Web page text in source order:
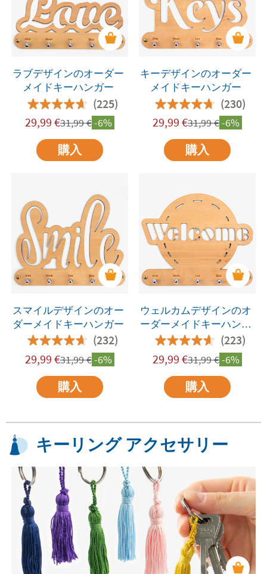
ラブデザインのオーダー
メイドキーハンガー
(225)
29,99 €31,99€-6%
購入
キーデザインのオーダー
メイドキーハンガー
(230)
29,99 €31,99€-6%
購入
スマイルデザインのオー
ダーメイドキーハンガー
(232)
29,99 €31,99€-6%
購入
ウェルカムデザインのオ
ーダーメイドキーハンガ
ー
(223)
29,99 €31,99€-6%
購入
キーリング アクセサリー